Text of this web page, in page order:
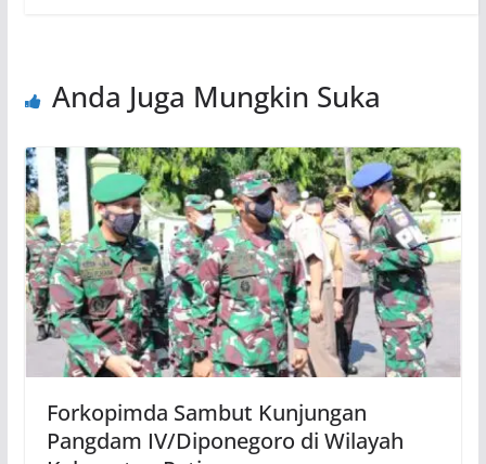
Anda Juga Mungkin Suka
Forkopimda Sambut Kunjungan
Pangdam IV/Diponegoro di Wilayah